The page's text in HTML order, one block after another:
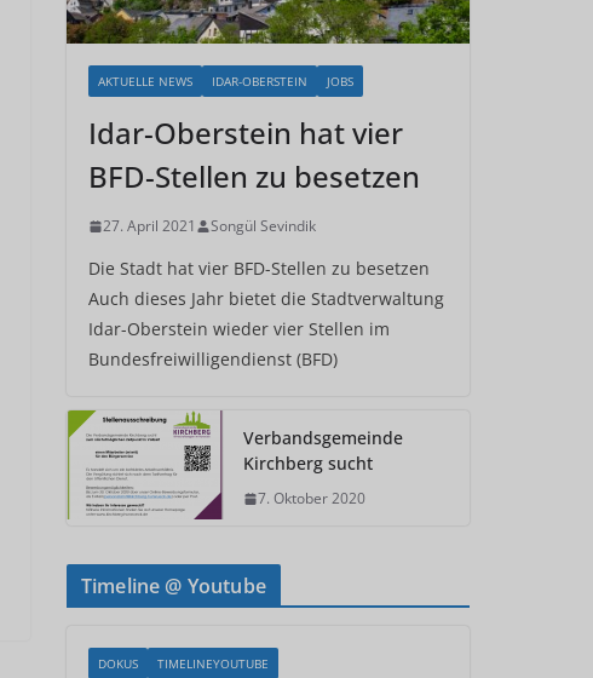
AKTUELLE NEWS IDAR-OBERSTEIN JOBS
Idar-Oberstein hat vier
BFD-Stellen zu besetzen
27. April 2021 Songül Sevindik
Die Stadt hat vier BFD-Stellen zu besetzen
Auch dieses Jahr bietet die Stadtverwaltung
Idar-Oberstein wieder vier Stellen im
Bundesfreiwilligendienst (BFD)
Verbandsgemeinde
Kirchberg sucht
7. Oktober 2020
Timeline @ Youtube
DOKUS TIMELINEYOUTUBE